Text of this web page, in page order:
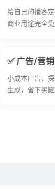
给自己的播客
商业用途完全
✅ 广告/营
小成本广告、
生成，省下买